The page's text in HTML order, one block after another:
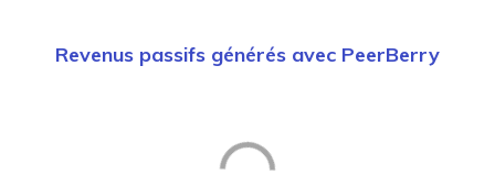
Revenus passifs générés avec PeerBerry